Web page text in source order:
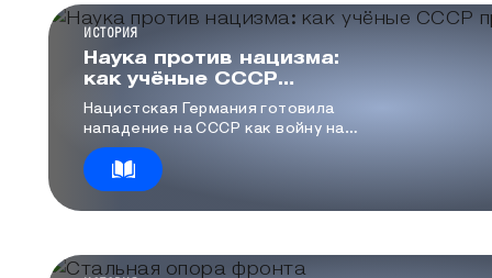
КАТЕГОРИЯ МЕДИА
ИСТОРИЯ
Наука против нацизма:
как учёные СССР
приближали Победу
Нацистская Германия готовила
нападение на СССР как войну на
уничтожение. В директивах
вермахта особое место отводилось
физической ликвидации советской
интеллигенции — учёных,